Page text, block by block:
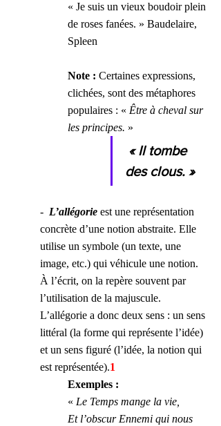
« Je suis un vieux boudoir plein
de roses fanées. » Baudelaire,
Spleen
Note : Certaines expressions,
clichées, sont des métaphores
populaires : « Être à cheval sur
les principes. »
« Il tombe
des clous. »
- L’allégorie est une représentation
concrète d’une notion abstraite. Elle
utilise un symbole (un texte, une
image, etc.) qui véhicule une notion.
À l’écrit, on la repère souvent par
l’utilisation de la majuscule.
L’allégorie a donc deux sens : un sens
littéral (la forme qui représente l’idée)
et un sens figuré (l’idée, la notion qui
est représentée).1
Exemples :
« Le Temps mange la vie,
Et l’obscur Ennemi qui nous